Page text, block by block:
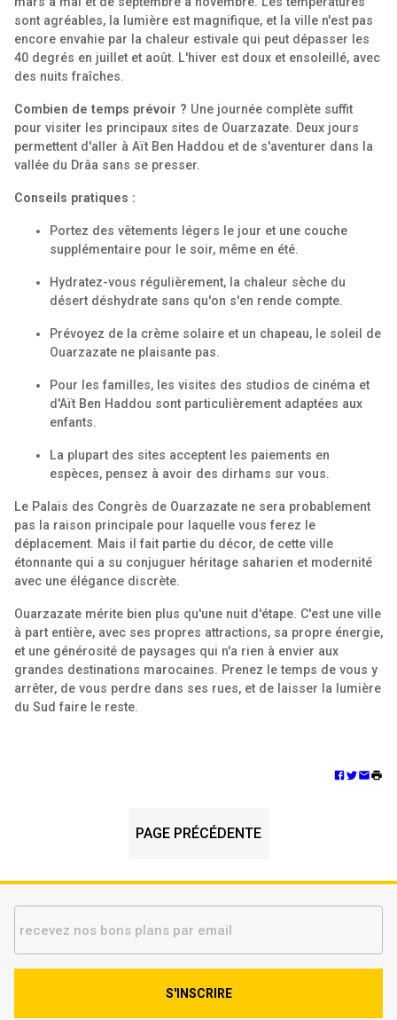
sont agréables, la lumière est magnifique, et la ville n'est pas
encore envahie par la chaleur estivale qui peut dépasser les
40 degrés en juillet et août. L'hiver est doux et ensoleillé, avec
des nuits fraîches.
Combien de temps prévoir ? Une journée complète suffit
pour visiter les principaux sites de Ouarzazate. Deux jours
permettent d'aller à Aït Ben Haddou et de s'aventurer dans la
vallée du Drâa sans se presser.
Conseils pratiques :
Portez des vêtements légers le jour et une couche
supplémentaire pour le soir, même en été.
Hydratez-vous régulièrement, la chaleur sèche du
désert déshydrate sans qu'on s'en rende compte.
Prévoyez de la crème solaire et un chapeau, le soleil de
Ouarzazate ne plaisante pas.
Pour les familles, les visites des studios de cinéma et
d'Aït Ben Haddou sont particulièrement adaptées aux
enfants.
La plupart des sites acceptent les paiements en
espèces, pensez à avoir des dirhams sur vous.
Le Palais des Congrès de Ouarzazate ne sera probablement
pas la raison principale pour laquelle vous ferez le
déplacement. Mais il fait partie du décor, de cette ville
étonnante qui a su conjuguer héritage saharien et modernité
avec une élégance discrète.
Ouarzazate mérite bien plus qu'une nuit d'étape. C'est une ville
à part entière, avec ses propres attractions, sa propre énergie,
et une générosité de paysages qui n'a rien à envier aux
grandes destinations marocaines. Prenez le temps de vous y
arrêter, de vous perdre dans ses rues, et de laisser la lumière
du Sud faire le reste.
PAGE PRÉCÉDENTE
S'INSCRIRE